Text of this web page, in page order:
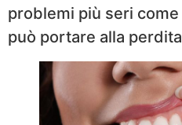
problemi più seri
può portare alla